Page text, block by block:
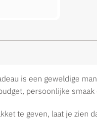
is een geweldige
persoonlijke
te geven, laat je zien